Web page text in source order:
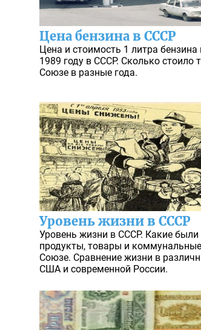
Цена бензина в СССР
Цена и стоимость 1 литра бензина
1989 году в СССР. Сколько стоило
Союзе в разные года.
Уровень жизни в СССР
Уровень жизни в СССР. Какие
продукты, товары и
Союзе. Сравнение жизни в
США и современной России.